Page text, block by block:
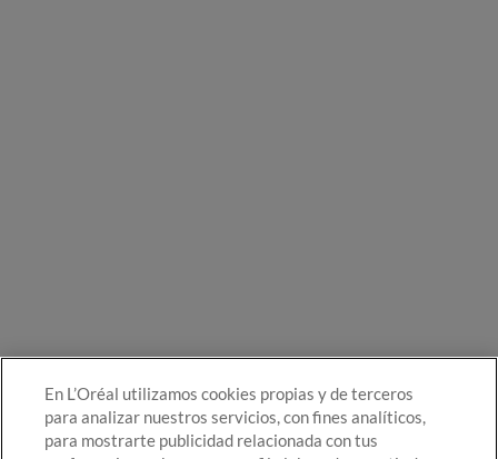
En L’Oréal utilizamos cookies propias y de terceros
para analizar nuestros servicios, con fines analíticos,
para mostrarte publicidad relacionada con tus